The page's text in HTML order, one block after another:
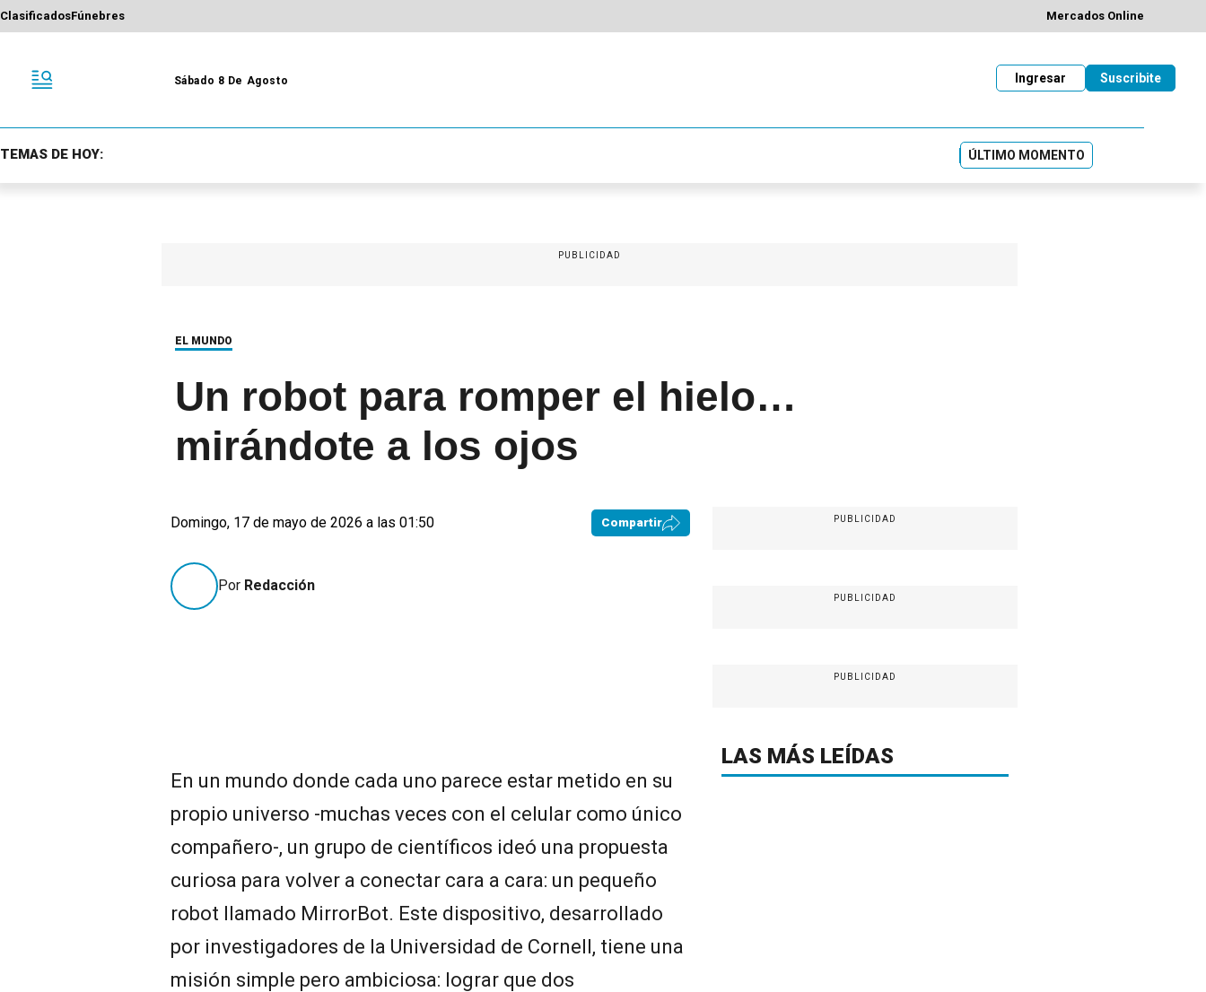
ClasificadosFúnebres Mercados Online
Sábado 8 De Agosto Suscribite
Ingresar
TEMAS DE HOY: ÚLTIMO MOMENTO
PUBLICIDAD
EL MUNDO
Un robot para romper el hielo…
mirándote a los ojos
Domingo, 17 de mayo de 2026 a las 01:50 Compartir
Por Redacción
En un mundo donde cada uno parece estar metido en su
propio universo -muchas veces con el celular como único
compañero-, un grupo de científicos ideó una propuesta
curiosa para volver a conectar cara a cara: un pequeño
robot llamado MirrorBot. Este dispositivo, desarrollado
por investigadores de la Universidad de Cornell, tiene una
misión simple pero ambiciosa: lograr que dos
PUBLICIDAD
PUBLICIDAD
PUBLICIDAD
LAS MÁS LEÍDAS